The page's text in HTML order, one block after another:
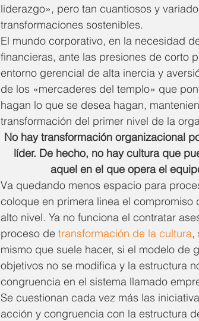
liderazgo», pero tan cuantiosos y
transformaciones sostenibles.
El mundo corporativo, en la necesidad
financieras, ante las presiones de corto
entorno gerencial de alta inercia y
de los «mercaderes del templo» que
hagan lo que se desea hagan,
transformación del primer nivel de la
No hay transformación organizacional
líder. De hecho, no hay cultura que
aquel en el que opera el
Va quedando menos espacio para
coloque en primera linea el
alto nivel. Ya no funciona el contratar
proceso de transformación de la cultura,
mismo que suele hacer, si el modelo de
objetivos no se modifica y la estructura
congruencia en el sistema llamado
Se cuestionan cada vez más las
acción y congruencia con la estructura